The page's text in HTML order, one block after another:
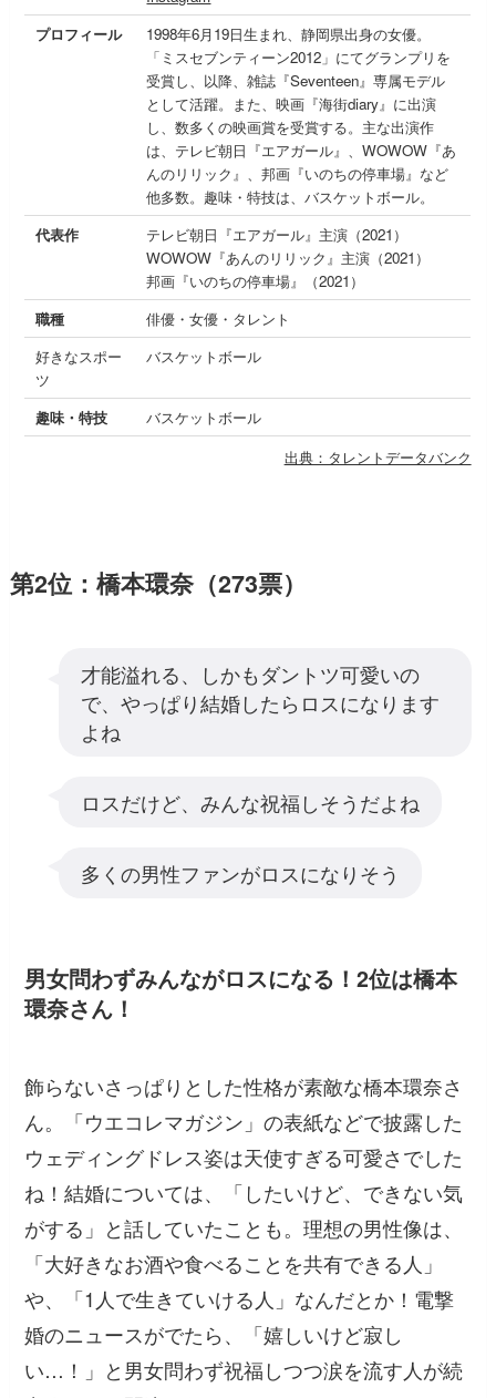
プロフィール
1998年6月19日生まれ、静岡県出身の女優。
「ミスセブンティーン2012」にてグランプリを
受賞し、以降、雑誌『Seventeen』専属モデル
として活躍。また、映画『海街diary』に出演
し、数多くの映画賞を受賞する。主な出演作
は、テレビ朝日『エアガール』、WOWOW『あ
んのリリック』、邦画『いのちの停車場』など
他多数。趣味・特技は、バスケットボール。
代表作
テレビ朝日『エアガール』主演（2021）
WOWOW『あんのリリック』主演（2021）
邦画『いのちの停車場』（2021）
職種
俳優・女優・タレント
好きなスポー
ツ
バスケットボール
趣味・特技
バスケットボール
出典：タレントデータバンク
第2位：橋本環奈（273票）
才能溢れる、しかもダントツ可愛いの
で、やっぱり結婚したらロスになります
よね
ロスだけど、みんな祝福しそうだよね
多くの男性ファンがロスになりそう
男女問わずみんながロスになる！2位は橋本
環奈さん！
飾らないさっぱりとした性格が素敵な橋本環奈さ
ん。「ウエコレマガジン」の表紙などで披露した
ウェディングドレス姿は天使すぎる可愛さでした
ね！結婚については、「したいけど、できない気
がする」と話していたことも。理想の男性像は、
「大好きなお酒や食べることを共有できる人」
や、「1人で生きていける人」なんだとか！電撃
婚のニュースがでたら、「嬉しいけど寂し
い…！」と男女問わず祝福しつつ涙を流す人が続